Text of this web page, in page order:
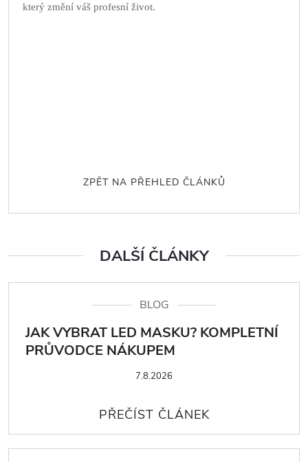
který změní váš profesní život.
ZPĚT NA PŘEHLED ČLÁNKŮ
DALŠÍ ČLÁNKY
BLOG
JAK VYBRAT LED MASKU? KOMPLETNÍ
PRŮVODCE NÁKUPEM
7.8.2026